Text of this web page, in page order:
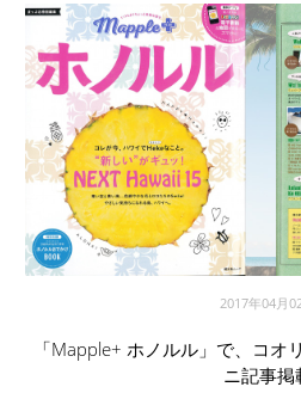
2017年04月
「Mapple+ ホノルル」で、コオ
ニ記事掲